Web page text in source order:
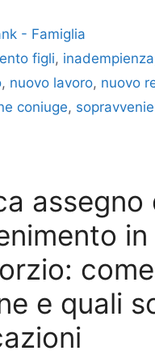
- Famiglia
figli, inadempienza
, nuovo lavoro, nuovo
coniuge,
assegno
come
e quali